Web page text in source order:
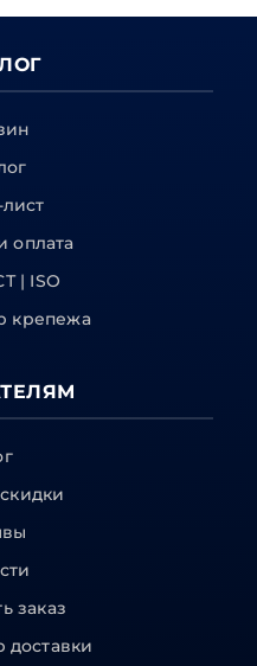
оплата
| ISO
крепежа
заказ
доставки